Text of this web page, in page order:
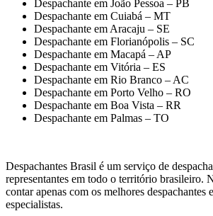
Despachante em João Pessoa – PB
Despachante em Cuiabá – MT
Despachante em Aracaju – SE
Despachante em Florianópolis – SC
Despachante em Macapá – AP
Despachante em Vitória – ES
Despachante em Rio Branco – AC
Despachante em Porto Velho – RO
Despachante em Boa Vista – RR
Despachante em Palmas – TO
Despachantes Brasil é um serviço de
representantes em todo o território brasileiro.
contar apenas com os melhores despachantes
especialistas.